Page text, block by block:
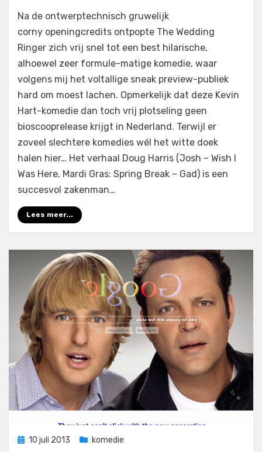
door Filmofiel.nl
Laat een reactie achter
op
The
Wedding
Ringer
(2015)
Na de ontwerptechnisch gruwelijk
corny openingcredits ontpopte The Wedding
Ringer zich vrij snel tot een best hilarische,
alhoewel zeer formule-matige komedie, waar
volgens mij het voltallige sneak preview-publiek
hard om moest lachen. Opmerkelijk dat deze Kevin
Hart-komedie dan toch vrij plotseling geen
bioscooprelease krijgt in Nederland. Terwijl er
zoveel slechtere komedies wél het witte doek
halen hier… Het verhaal Doug Harris (Josh – Wish I
Was Here, Mardi Gras: Spring Break – Gad) is een
succesvol zakenman…
Lees meer...
Geplaatst
10 juli 2013 komedie